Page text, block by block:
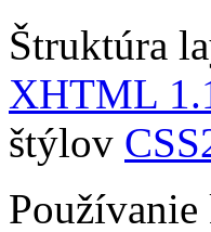
Štruktúra
XHTML
štýlov